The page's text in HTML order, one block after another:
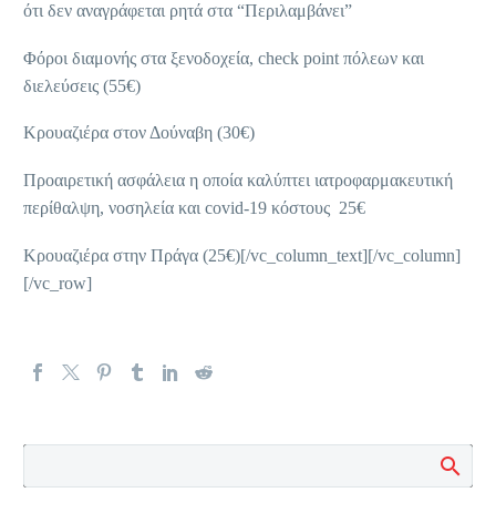
ότι δεν αναγράφεται ρητά στα “Περιλαμβάνει”
Φόροι διαμονής στα ξενοδοχεία, check point πόλεων και
διελεύσεις (55€)
Κρουαζιέρα στον Δούναβη (30€)
Προαιρετική ασφάλεια η οποία καλύπτει ιατροφαρμακευτική
περίθαλψη, νοσηλεία και covid-19 κόστους 25€
Κρουαζιέρα στην Πράγα (25€)[/vc_column_text][/vc_column]
[/vc_row]